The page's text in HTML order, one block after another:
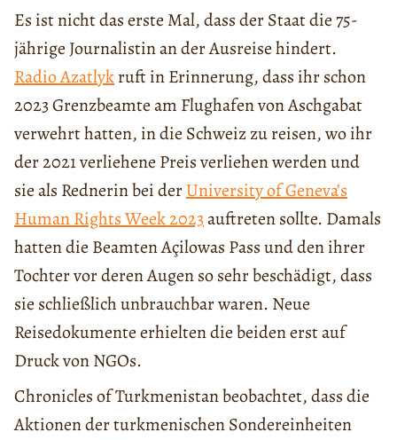
Es ist nicht das erste Mal, dass der Staat die 75-
jährige Journalistin an der Ausreise hindert.
Radio Azatlykruft in Erinnerung, dass ihr schon
2023 Grenzbeamte am Flughafen von Aschgabat
verwehrt hatten, in die Schweiz zu reisen, wo ihr
der 2021 verliehene Preis verliehen werden und
sie als Rednerin bei derUniversity of Geneva’s
Human Rights Week 2023auftreten sollte. Damals
hatten die Beamten Açilowas Pass und den ihrer
Tochter vor deren Augen so sehr beschädigt, dass
sie schließlich unbrauchbar waren. Neue
Reisedokumente erhielten die beiden erst auf
Druck von NGOs.
Chronicles of Turkmenistan beobachtet, dass die
Aktionen der turkmenischen Sondereinheiten